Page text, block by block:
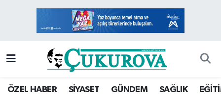
ÖZEL HABER SİYASET GÜNDEM SAĞLIK
Mersin Hava Durumu
Mersin Namaz Vakitleri